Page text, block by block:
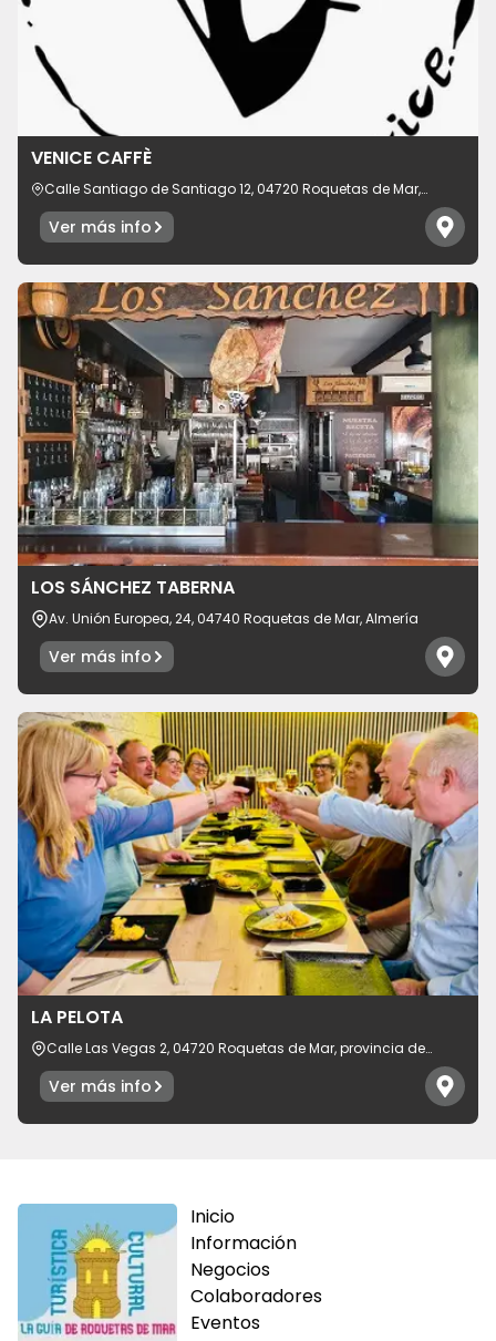
VENICE CAFFÈ
Calle Santiago de Santiago 12, 04720 Roquetas de Mar,
Ver más info
LOS SÁNCHEZ TABERNA
Av. Unión Europea, 24, 04740 Roquetas de Mar, Almería
Ver más info
LA PELOTA
Calle Las Vegas 2, 04720 Roquetas de Mar, provincia de
Ver más info
Inicio
Información
Negocios
Colaboradores
Eventos